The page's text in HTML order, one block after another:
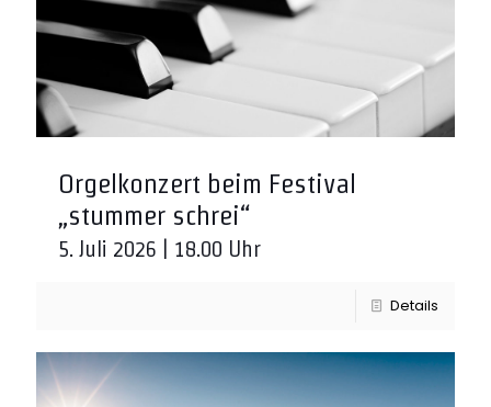
Orgelkonzert beim Festival
„stummer schrei“
5. Juli 2026 | 18.00 Uhr
Details